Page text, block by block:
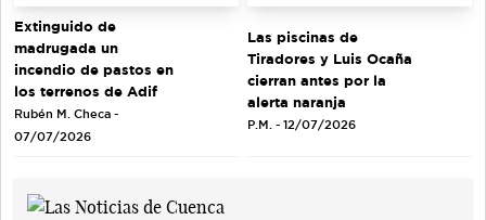
Extinguido de
madrugada un
incendio de pastos en
los terrenos de Adif
Rubén M. Checa -
07/07/2026
Las piscinas de
Tiradores y Luis Ocaña
cierran antes por la
alerta naranja
P.M. - 12/07/2026